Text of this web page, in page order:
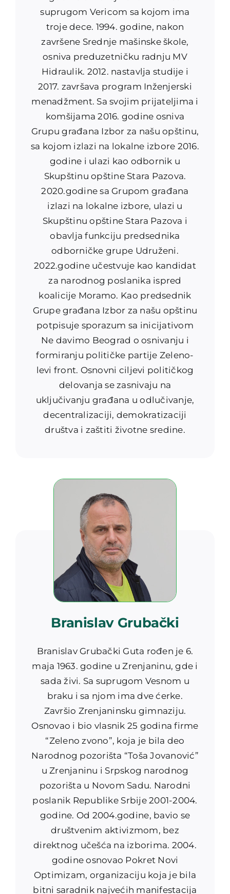
suprugom Vericom sa kojom ima
troje dece. 1994. godine, nakon
završene Srednje mašinske škole,
osniva preduzetničku radnju MV
Hidraulik. 2012. nastavlja studije i
2017. završava program Inženjerski
menadžment. Sa svojim prijateljima i
komšijama 2016. godine osniva
Grupu građana Izbor za našu opštinu,
sa kojom izlazi na lokalne izbore 2016.
godine i ulazi kao odbornik u
Skupštinu opštine Stara Pazova.
2020.godine sa Grupom građana
izlazi na lokalne izbore, ulazi u
Skupštinu opštine Stara Pazova i
obavlja funkciju predsednika
odborničke grupe Udruženi.
2022.godine učestvuje kao kandidat
za narodnog poslanika ispred
koalicije Moramo. Kao predsednik
Grupe građana Izbor za našu opštinu
potpisuje sporazum sa inicijativom
Ne davimo Beograd o osnivanju i
formiranju političke partije Zeleno-
levi front. Osnovni ciljevi političkog
delovanja se zasnivaju na
uključivanju građana u odlučivanje,
decentralizaciji, demokratizaciji
društva i zaštiti životne sredine.
Branislav Grubački
Branislav Grubački Guta rođen je 6.
maja 1963. godine u Zrenjaninu, gde i
sada živi. Sa suprugom Vesnom u
braku i sa njom ima dve ćerke.
Završio Zrenjaninsku gimnaziju.
Osnovao i bio vlasnik 25 godina firme
“Zeleno zvono”, koja je bila deo
Narodnog pozorišta “Toša Jovanović”
u Zrenjaninu i Srpskog narodnog
pozorišta u Novom Sadu. Narodni
poslanik Republike Srbije 2001-2004.
godine. Od 2004.godine, bavio se
društvenim aktivizmom, bez
direktnog učešća na izborima. 2004.
godine osnovao Pokret Novi
Optimizam, organizaciju koja je bila
bitni saradnik najvećih manifestacija